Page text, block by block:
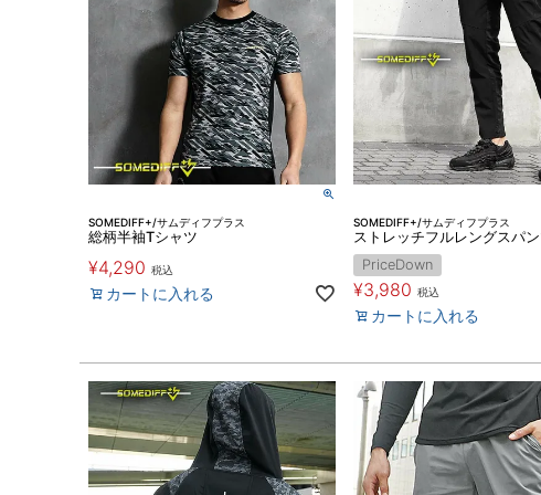
SOMEDIFF+/サムディフプラス
総柄半袖Tシャツ
¥4,290 税込
カートに入れる
SOMEDIFF+/サムディフプラス
ストレッチフルレングスパ
PriceDown
¥3,980 税込
カートに入れる